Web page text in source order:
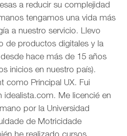
a reducir su complejidad
tengamos una vida más
a nuestro servicio. Llevo
de productos digitales y la
hace más de 15 años
inicios en nuestro país).
como Principal UX. Fui
Me licencié en
por la Universidad
de Motricidade